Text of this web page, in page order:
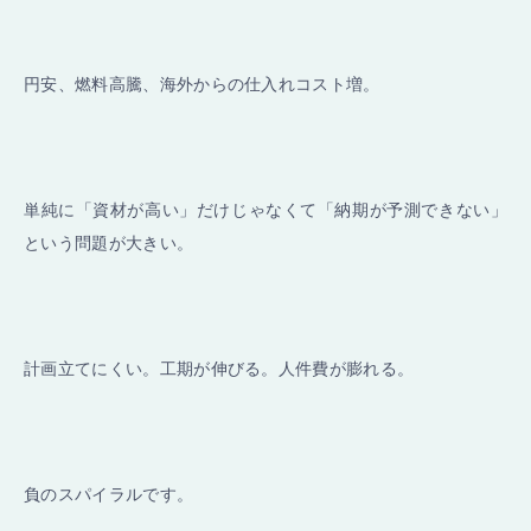
円安、燃料高騰、海外からの仕入れコスト増。
単純に「資材が高い」だけじゃなくて「納期が予測できない」
という問題が大きい。
計画立てにくい。工期が伸びる。人件費が膨れる。
負のスパイラルです。